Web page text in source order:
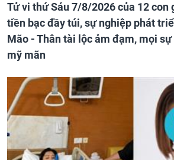
Tử vi thứ Sáu 7/8/2026 của 12 con
tiền bạc đầy túi, sự nghiệp phát
Mão - Thân tài lộc ảm đạm, mọi
mỹ mãn